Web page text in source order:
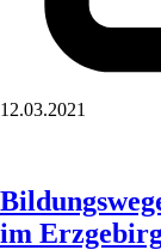
12.03.2021
im